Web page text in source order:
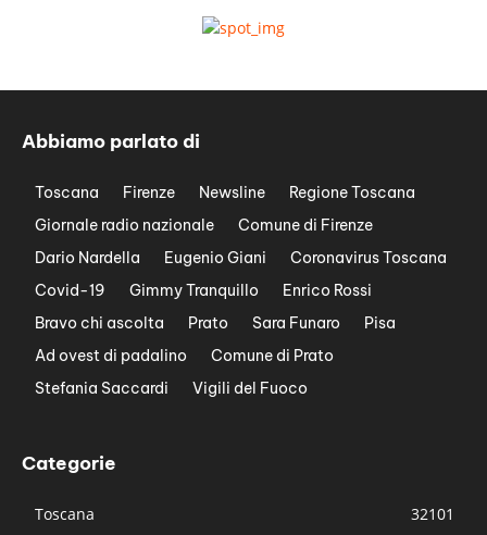
Abbiamo parlato di
Toscana Firenze Newsline
Regione Toscana
Giornale radio nazionale
Comune di Firenze
Dario Nardella
Eugenio Giani
Coronavirus Toscana
Covid-19
Gimmy Tranquillo
Enrico Rossi
Bravo chi ascolta
Prato Sara Funaro
Pisa
Ad ovest di padalino
Comune di Prato
Stefania Saccardi
Vigili del Fuoco
Categorie
Toscana
32101